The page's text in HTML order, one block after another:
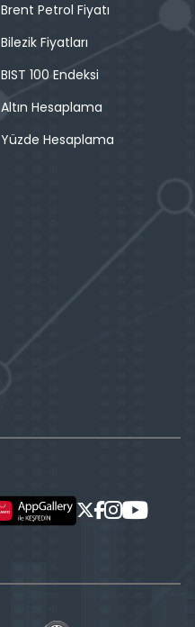
Brent Petrol Fiyatı
Bilezik Fiyatları
BIST 100 Endeksi
Altın Hesaplama
Yüzde Hesaplama